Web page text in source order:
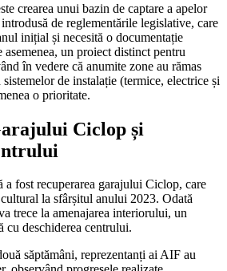
crearea unui bazin de captare a apelor
de reglementările legislative, care
inițial și necesită o documentație
asemenea, un proiect distinct pentru
în vedere că anumite zone au rămas
de instalație (termice, electrice și
o prioritate.
Ciclop și
a fost recuperarea garajului Ciclop, care
la sfârșitul anului 2023. Odată
trece la amenajarea interiorului, un
cu deschiderea centrului.
săptămâni, reprezentanți ai AIF au